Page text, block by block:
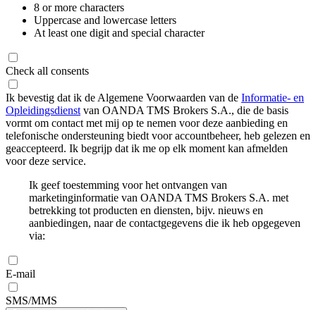
8 or more characters
Uppercase and lowercase letters
At least one digit and special character
Check all consents
Ik bevestig dat ik de Algemene Voorwaarden van de Informatie- en
Opleidingsdienst van OANDA TMS Brokers S.A., die de basis
vormt om contact met mij op te nemen voor deze aanbieding en
telefonische ondersteuning biedt voor accountbeheer, heb gelezen en
geaccepteerd. Ik begrijp dat ik me op elk moment kan afmelden
voor deze service.
Ik geef toestemming voor het ontvangen van
marketinginformatie van OANDA TMS Brokers S.A. met
betrekking tot producten en diensten, bijv. nieuws en
aanbiedingen, naar de contactgegevens die ik heb opgegeven
via:
E-mail
SMS/MMS